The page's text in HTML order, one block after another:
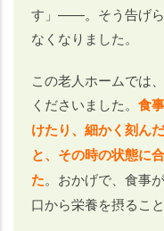
す」——。そう告げら
なくなりました。
この老人ホームでは
くださいました。 食
けたり、細かく刻ん
と、その時の状態に
た。おかげで、食事
口から栄養を摂るこ